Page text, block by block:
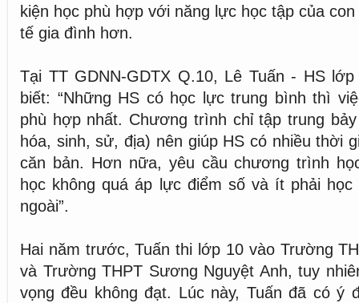
kiện học phù hợp với năng lực học tập của
tế gia đình hơn.
Tại TT GDNN-GDTX Q.10, Lê Tuấn - HS
biết: “Những HS có học lực trung bình thì
phù hợp nhất. Chương trình chỉ tập trung
hóa, sinh, sử, địa) nên giúp HS có nhiều thời
căn bản. Hơn nữa, yêu cầu chương trình
học không quá áp lực điểm số và ít phải
ngoài”.
Hai năm trước, Tuấn thi lớp 10 vào Trường
và Trường THPT Sương Nguyệt Anh, tuy
vọng đều không đạt. Lúc này, Tuấn đã có ý